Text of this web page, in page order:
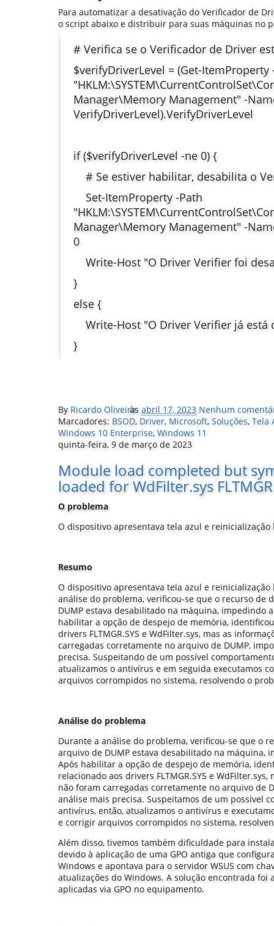
Para automatizar a desativação do Verificador de
o script abaixo e distribuir para suas máquinas no
# Verifica se o Verificador de Driver
$verifyDriverLevel = (Get-ItemProperty
Manager\Memory Management" -
VerifyDriverLevel).VerifyDriverLevel
if ($verifyDriverLevel -ne 0) {
# Se estiver habilitar, desabilita o
Set-ItemProperty -Path
Manager\Memory Management" -
0
Write-Host "O Driver Verifier foi
}
else {
Write-Host "O Driver Verifier já está
}
By Ricardo Oliveira
às abril 17, 2023 Nenhum
Marcadores: BSOD, Driver, Microsoft, Soluções, Tela
Windows 10 Enterprise, Windows 11
quinta-feira, 9 de março de 2023
Module load completed but
loaded for WdFilter.sys
O problema
O dispositivo apresentava tela azul e reinicialização
Resumo
O dispositivo apresentava tela azul e
análise do problema, verificou-se que o recurso de
DUMP estava desabilitado na máquina, impedindo
habilitar a opção de despejo de memória,
drivers FLTMGR.SYS e WdFilter.sys, mas as
carregadas corretamente no arquivo de DUMP,
precisa. Suspeitando de um possível
atualizamos o antivírus e em seguida executamos
arquivos corrompidos no sistema, resolvendo o
Análise do problema
Durante a análise do problema, verificou-se que o
arquivo de DUMP estava desabilitado na máquina,
Após habilitar a opção de despejo de memória,
relacionado aos drivers FLTMGR.SYS e
não foram carregadas corretamente no arquivo de
análise mais precisa. Suspeitamos de um possível
antivírus, então, atualizamos o antivírus e
e corrigir arquivos corrompidos no sistema,
Além disso, tivemos também dificuldade para
devido à aplicação de uma GPO antiga que
Windows e apontava para o servidor WSUS com
atualizações do Windows. A solução encontrada foi
aplicadas via GPO no equipamento.